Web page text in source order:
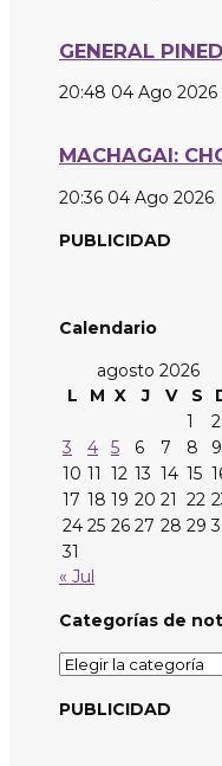
GENERAL
20:48 04 Ago 2026
MACHAGAI:
20:36 04 Ago 2026
PUBLICIDAD
Calendario
agosto 2026
L
M X J V S
1
2
3
4 5 6 7 8
9
10 11 12 13 14 15
17 18 19 20 21 22
24 25 26 27 28 29
31
« Jul
Categorías de
Categorías
noticias
PUBLICIDAD